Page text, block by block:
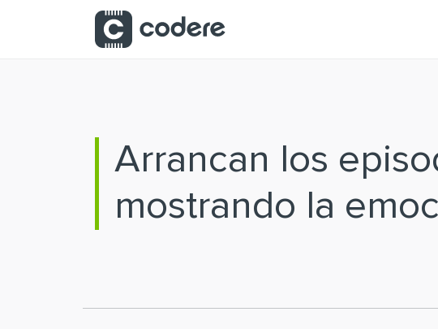
Saltar al contenido principal
Arrancan los
mostrando la